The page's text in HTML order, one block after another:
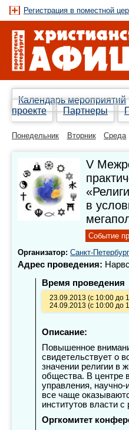
Регистрация в поместной
Календарь мероприятий
проекте
Партнеры
Понедельник Вторник Среда
V
в
Событие
Организатор: Санкт-
Адрес проведения:
Время проведения
23.09.2013 (с 10:00 до
24.09.2013 (с 10:00 до
Описание:
Повышенное
свидетельствует о
значении религии в
общества. В центре
управления,
все чаще
институтов власти
Оргкомитет